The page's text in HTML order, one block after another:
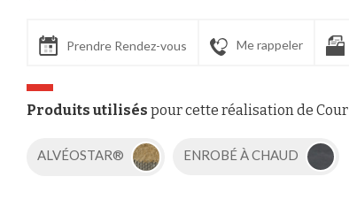
Prendre Rendez-vous Me rappeler
Produits utilisés pour cette réalisation de Cour
ALVÉOSTAR® ENROBÉ À CHAUD